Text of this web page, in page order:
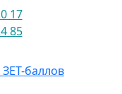
17
85
баллов